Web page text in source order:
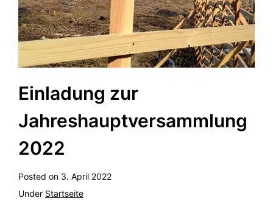
Einladung zur
Jahreshauptversammlung
2022
Posted on 3. April 2022
Under Startseite